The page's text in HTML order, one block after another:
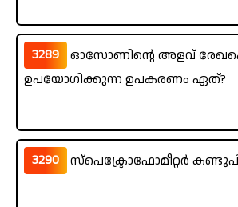
3289
ഓസോണിന്റെ അളവ്
ഉപയോഗിക്കുന്ന ഉപകരണം ഏത്?
3290 സ്പെക്ട്രോഫോമീറ്റർ